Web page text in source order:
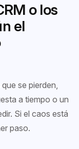
o los
el
se pierden,
a tiempo o un
Si el caos está
paso.